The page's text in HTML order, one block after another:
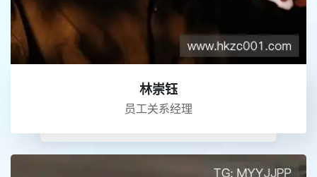
林崇钰
员工关系经理